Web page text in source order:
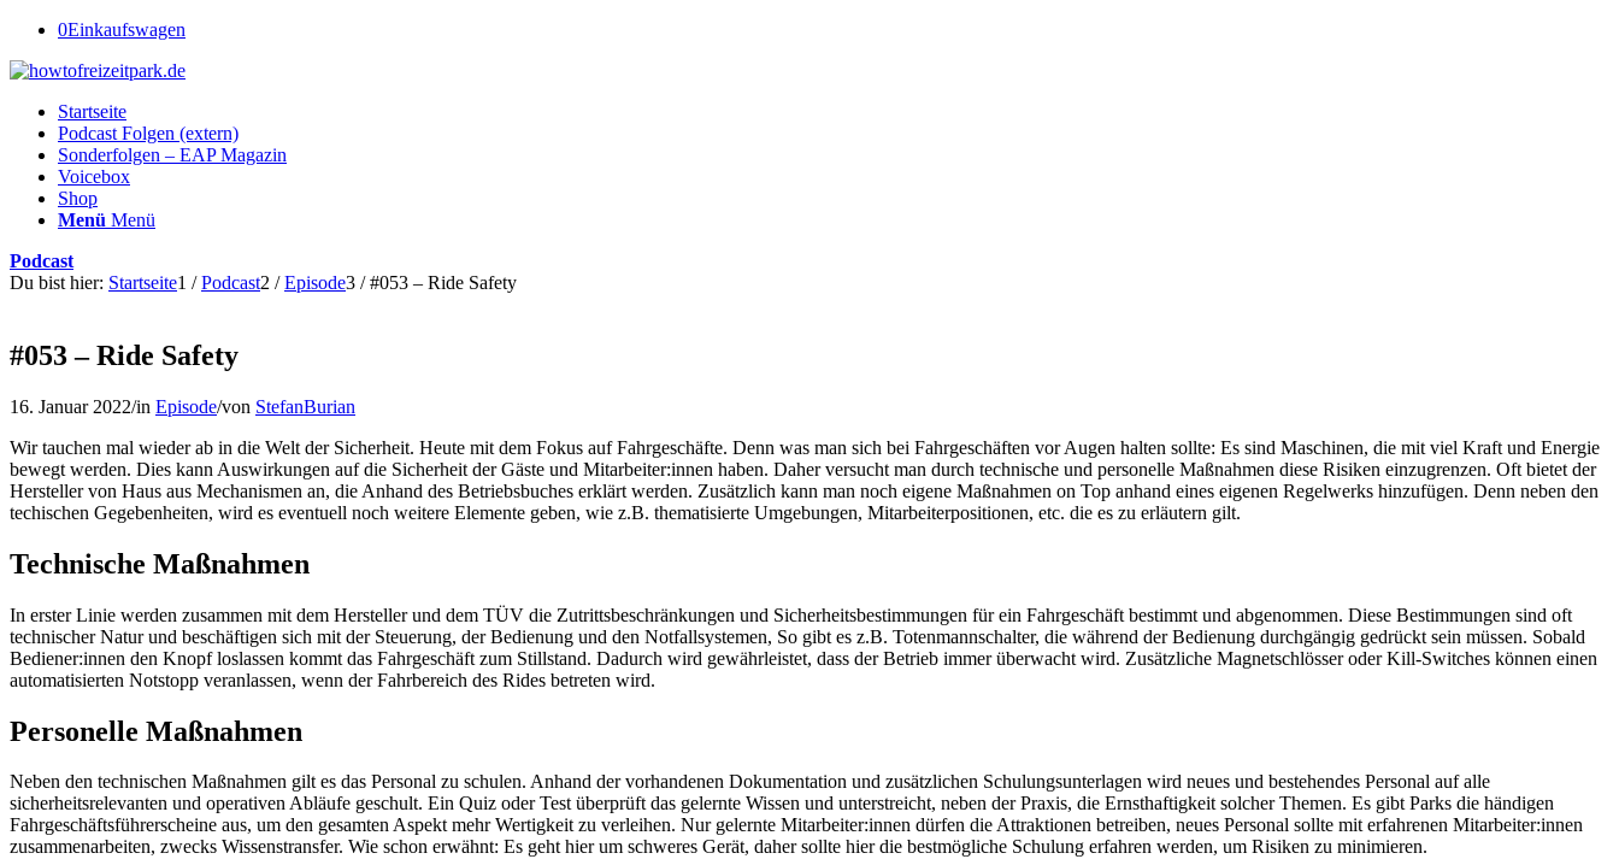
0Einkaufswagen
Startseite
Podcast Folgen (extern)
Sonderfolgen – EAP Magazin
Voicebox
Shop
Menü Menü
Podcast
Du bist hier: Startseite1 / Podcast2 / Episode3 / #053 – Ride Safety
#053 – Ride Safety
16. Januar 2022/in Episode/von StefanBurian
Wir tauchen mal wieder ab in die Welt der Sicherheit. Heute mit dem Fokus auf Fahrgeschäfte. Denn was man sich bei Fahrgeschäften vor Augen halten sollte: Es sind Maschinen, die mit viel Kraft und Energie
bewegt werden. Dies kann Auswirkungen auf die Sicherheit der Gäste und Mitarbeiter:innen haben. Daher versucht man durch technische und personelle Maßnahmen diese Risiken einzugrenzen. Oft bietet der
Hersteller von Haus aus Mechanismen an, die Anhand des Betriebsbuches erklärt werden. Zusätzlich kann man noch eigene Maßnahmen on Top anhand eines eigenen Regelwerks hinzufügen. Denn neben den
techischen Gegebenheiten, wird es eventuell noch weitere Elemente geben, wie z.B. thematisierte Umgebungen, Mitarbeiterpositionen, etc. die es zu erläutern gilt.
Technische Maßnahmen
In erster Linie werden zusammen mit dem Hersteller und dem TÜV die Zutrittsbeschränkungen und Sicherheitsbestimmungen für ein Fahrgeschäft bestimmt und abgenommen. Diese Bestimmungen sind oft
technischer Natur und beschäftigen sich mit der Steuerung, der Bedienung und den Notfallsystemen, So gibt es z.B. Totenmannschalter, die während der Bedienung durchgängig gedrückt sein müssen. Sobald
Bediener:innen den Knopf loslassen kommt das Fahrgeschäft zum Stillstand. Dadurch wird gewährleistet, dass der Betrieb immer überwacht wird. Zusätzliche Magnetschlösser oder Kill-Switches können einen
automatisierten Notstopp veranlassen, wenn der Fahrbereich des Rides betreten wird.
Personelle Maßnahmen
Neben den technischen Maßnahmen gilt es das Personal zu schulen. Anhand der vorhandenen Dokumentation und zusätzlichen Schulungsunterlagen wird neues und bestehendes Personal auf alle
sicherheitsrelevanten und operativen Abläufe geschult. Ein Quiz oder Test überprüft das gelernte Wissen und unterstreicht, neben der Praxis, die Ernsthaftigkeit solcher Themen. Es gibt Parks die händigen
Fahrgeschäftsführerscheine aus, um den gesamten Aspekt mehr Wertigkeit zu verleihen. Nur gelernte Mitarbeiter:innen dürfen die Attraktionen betreiben, neues Personal sollte mit erfahrenen Mitarbeiter:innen
zusammenarbeiten, zwecks Wissenstransfer. Wie schon erwähnt: Es geht hier um schweres Gerät, daher sollte hier die bestmögliche Schulung erfahren werden, um Risiken zu minimieren.